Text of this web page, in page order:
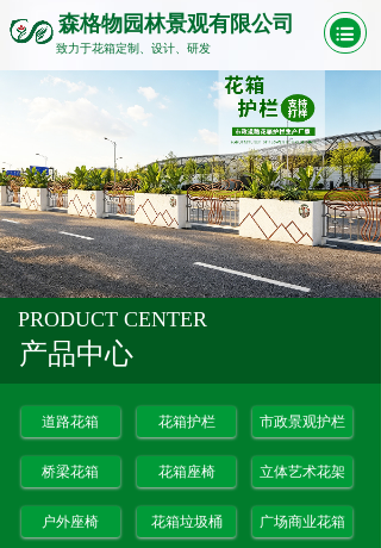
森格物园林景观有限公司
致力于花箱定制、设计、研发
道路花箱 花箱护栏 市政景观护栏
桥梁花箱 花箱座椅 立体艺术花架
户外座椅 花箱垃圾桶 广场商业花箱
产品中心
PRODUCT CENTER